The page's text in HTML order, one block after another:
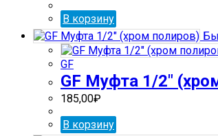
В корзину
GF
GF Муфта 1/2″
185,00₽
В корзину